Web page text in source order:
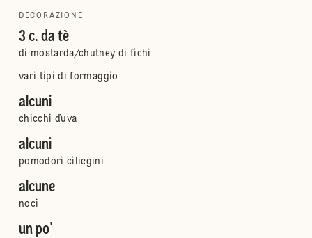
DECORAZIONE
3 c. da tè
di mostarda/chutney di fichi
vari tipi di formaggio
alcuni
chicchi d`uva
alcuni
pomodori ciliegini
alcune
noci
un po'